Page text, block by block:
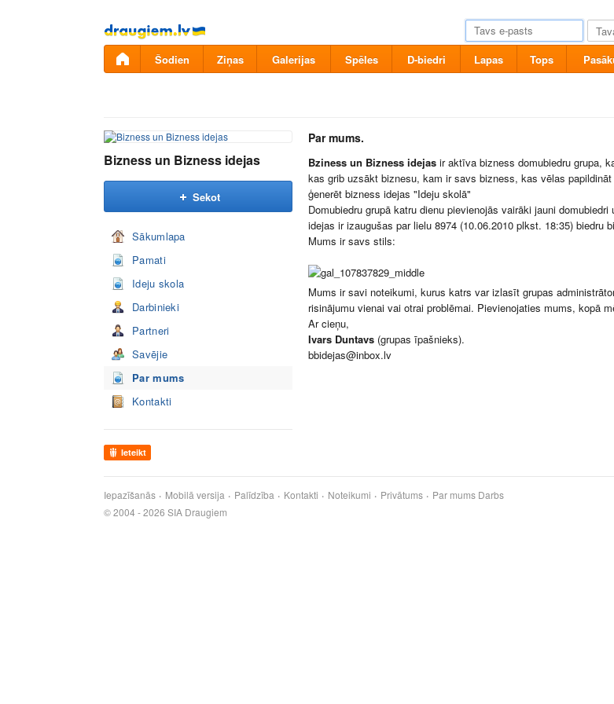
Pāriet
uz
saturu
Šodien Ziņas Galerijas Spēles D-biedri Lapas Tops
Bizness un Bizness idejas
Sekot
Sākumlapa
Pamati
Ideju skola
Darbinieki
Partneri
Savējie
Par mums
Kontakti
Ieteikt
Par mums.
Bziness un Bizness idejas ir aktīva bizness domubiedru grupa,
kas grib uzsākt biznesu, kam ir savs bizness, kas vēlas
ģenerēt bizness idejas "Ideju skolā"
Domubiedru grupā katru dienu pievienojās vairāki jauni
idejas ir izaugušas par lielu 8974 (10.06.2010 plkst. 18:35) biedru
Mums ir savs stils:
Mums ir savi noteikumi, kurus katrs var izlasīt grupas
risinājumu vienai vai otrai problēmai. Pievienojaties mums, kopā
Ar cieņu,
Ivars Duntavs (grupas īpašnieks).
bbidejas@inbox.lv
Iepazīšanās Mobilā versija Palīdzība Kontakti Noteikumi Privātums Par mums Darbs
© 2004 - 2026 SIA Draugiem